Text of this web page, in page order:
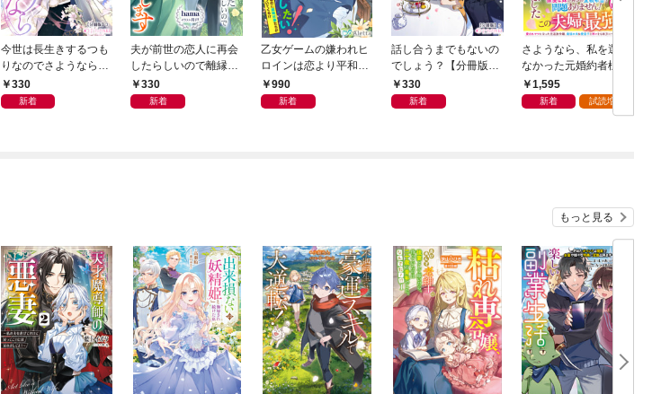
今世は長生きするつも
りなのでさようなら
【分冊版】3
330
新着
夫が前世の恋人に再会
したらしいので離縁し
ます【分冊版】3
330
新着
乙女ゲームの嫌われヒ
ロインは恋より平和に
暮らしたい！（なのに
攻略対象たちがついて
990
新着
話し合うまでもないの
でしょう？【分冊版】
5 330
新着
さようなら、私を選ば
なかった元婚約者様。
一夜で大国君主の身ご
もり妃になりました２
【電子限定SS付き】
1,595
新着 試読増量
もっと見る